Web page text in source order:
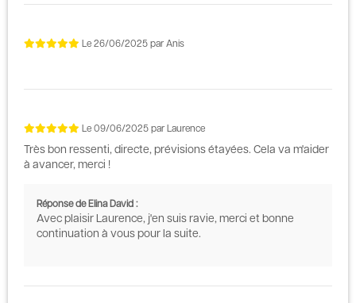
Le 26/06/2025 par Anis
Le 09/06/2025 par Laurence
Très bon ressenti, directe, prévisions étayées. Cela va m'aider
à avancer, merci !
Réponse de Elina David :
Avec plaisir Laurence, j'en suis ravie, merci et bonne
continuation à vous pour la suite.